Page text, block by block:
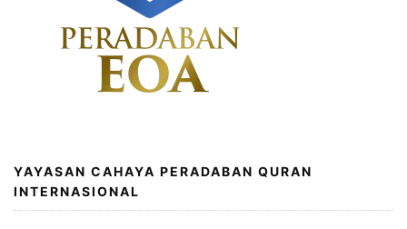
YAYASAN CAHAYA PERADABAN QURAN
INTERNASIONAL